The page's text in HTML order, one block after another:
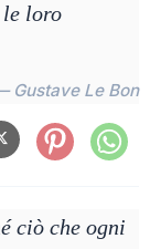
le loro
Gustave Le Bon
ciò che ogni